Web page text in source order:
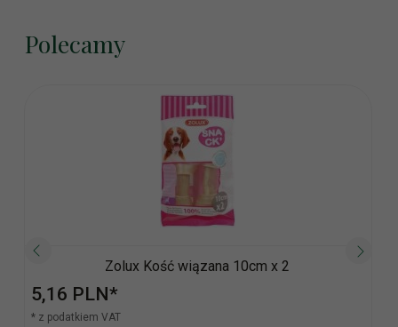
Polecamy
Zolux Kość wiązana 10cm x 2
5,16 PLN*
* z podatkiem VAT